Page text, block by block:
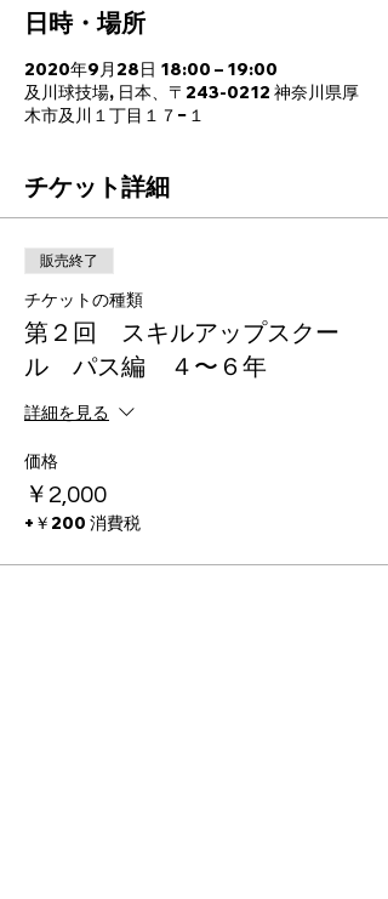
日時・場所
2020年9月28日 18:00 – 19:00
及川球技場, 日本、〒243-0212 神奈川県厚
木市及川１丁目１７−１
チケット詳細
販売終了
チケットの種類
第２回 スキルアップスクー
ル パス編 ４〜６年
詳細を見る
価格
￥2,000
+￥200 消費税